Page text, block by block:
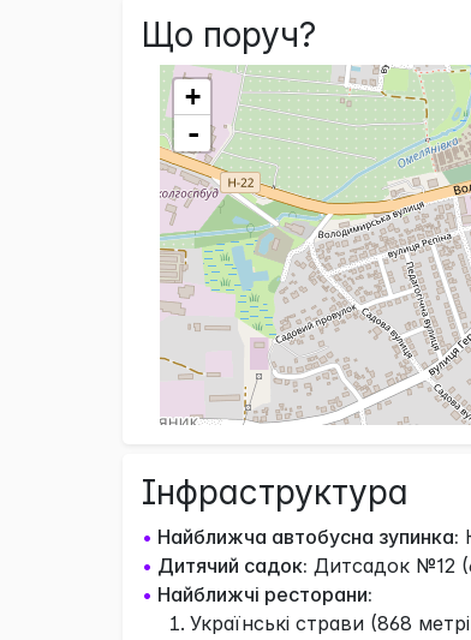
Що поруч?
+
-
Інфраструктура
• Найближча автобусна зупинка:
• Дитячий садок: Дитсадок №12
• Найближчі ресторани:
Українські страви (868